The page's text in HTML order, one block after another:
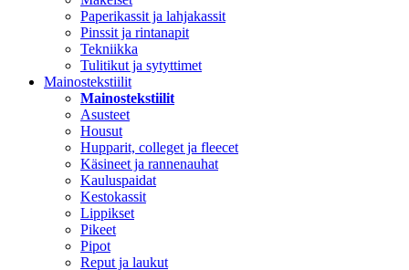
Paperikassit ja lahjakassit
Pinssit ja rintanapit
Tekniikka
Tulitikut ja sytyttimet
Mainostekstiilit
Mainostekstiilit
Asusteet
Housut
Hupparit, colleget ja fleecet
Käsineet ja rannenauhat
Kauluspaidat
Kestokassit
Lippikset
Pikeet
Pipot
Reput ja laukut